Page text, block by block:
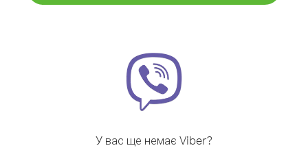
У вас ще немає Viber?